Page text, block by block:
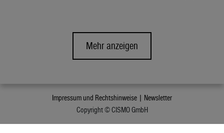
Mehr anzeigen
Impressum und Rechtshinweise | Newsletter
Copyright © CISMO GmbH